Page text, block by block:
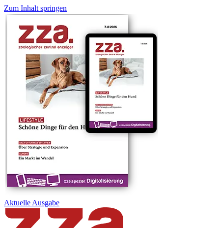
Zum Inhalt springen
Aktuelle Ausgabe